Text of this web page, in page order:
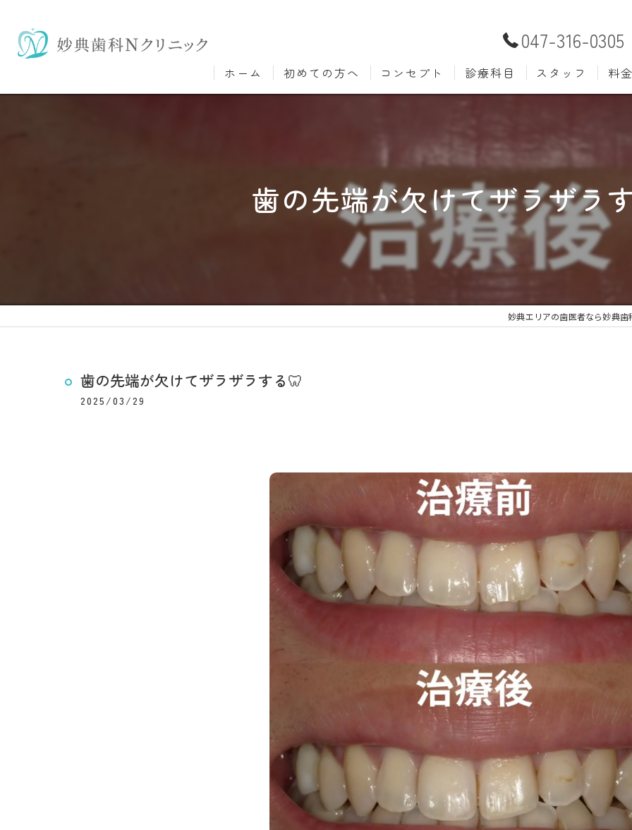
047-316-0305
ホーム 初めての方へ コンセプト 診療科目
口腔外科
ホワイトニング 歯科検診
審美歯科 根管治療
大人の矯正 子ども
スタッフ 料
歯の先端が欠けてザラザラ
妙典エリアの歯医者なら妙典歯
歯の先端が欠けてザラザラする🦷
2025/03/29